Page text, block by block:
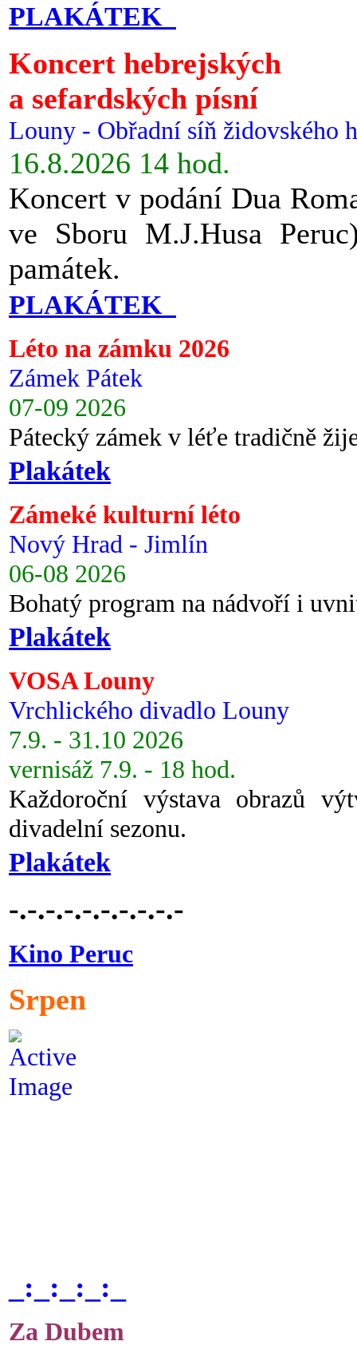
PLAKÁTEK
Koncert hebrejských
a sefardských písní
Louny - Obřadní síň židovského
16.8.2026 14 hod.
Koncert v podání Dua
ve Sboru M.J.Husa
památek.
PLAKÁTEK
Léto na zámku 2026
Zámek Pátek
07-09 2026
Pátecký zámek v léťe tradičně
Plakátek
Zámeké kulturní léto
Nový Hrad - Jimlín
06-08 2026
Bohatý program na nádvoří i
Plakátek
VOSA Louny
Vrchlického divadlo Louny
7.9. - 31.10 2026
vernisáž 7.9. - 18 hod.
Každoroční výstava obrazů
divadelní sezonu.
Plakátek
-.-.-.-.-.-.-.-.-.-
Kino Peruc
Srpen
_:_:_:_:_
Za Dubem